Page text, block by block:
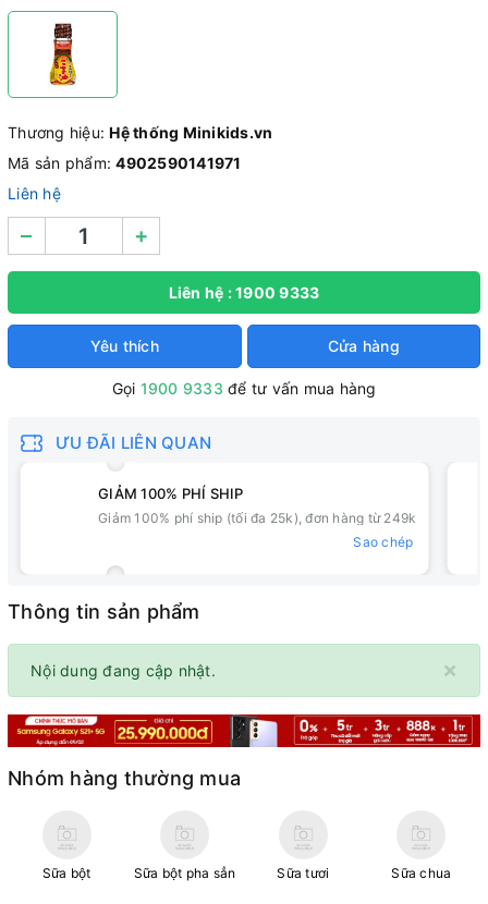
Thương hiệu:Hệ thống Minikids.vn
Mã sản phẩm:4902590141971
Liên hệ
– +
Liên hệ : 1900 9333
Yêu thích Cửa hàng
Gọi 1900 9333 để tư vấn mua hàng
ƯU ĐÃI LIÊN QUAN
GIẢM 100% PHÍ SHIP
Giảm 100% phí ship (tối đa 25k), đơn hàng từ 249k
Sao chép
Thông tin sản phẩm
×
Nội dung đang cập nhật.
Nhóm hàng thường mua
Sữa bột Sữa bột pha sẳn Sữa tươi Sữa chua